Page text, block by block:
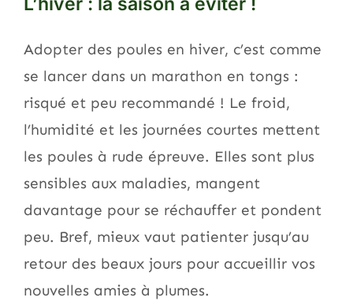
Adopter des poules en hiver, c’est comme
se lancer dans un marathon en tongs :
risqué et peu recommandé ! Le froid,
l’humidité et les journées courtes mettent
les poules à rude épreuve. Elles sont plus
sensibles aux maladies, mangent
davantage pour se réchauffer et pondent
peu. Bref, mieux vaut patienter jusqu’au
retour des beaux jours pour accueillir vos
nouvelles amies à plumes.